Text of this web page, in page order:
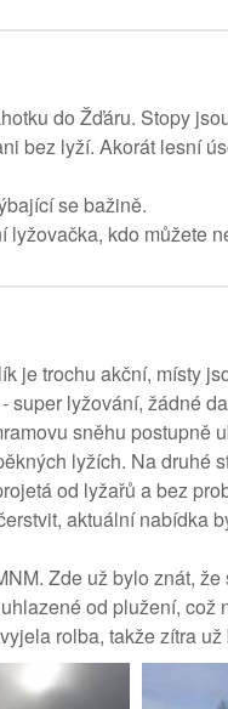
do Žďáru. Stopy
bez lyží. Akorát lesní
se bažině.
kdo můžete
je trochu akční, místy
super lyžování, žádné
sněhu postupně
lyžích. Na druhé
od lyžařů a bez
aktuální nabídka
Zde už bylo znát,
od plužení,
rolba, takže zítra